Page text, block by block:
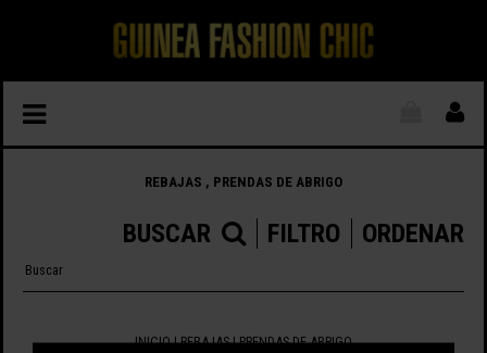
REBAJAS , PRENDAS DE ABRIGO
ORDENAR
FILTRO
BUSCAR
INICIO|REBAJAS| PRENDAS DE ABRIGO